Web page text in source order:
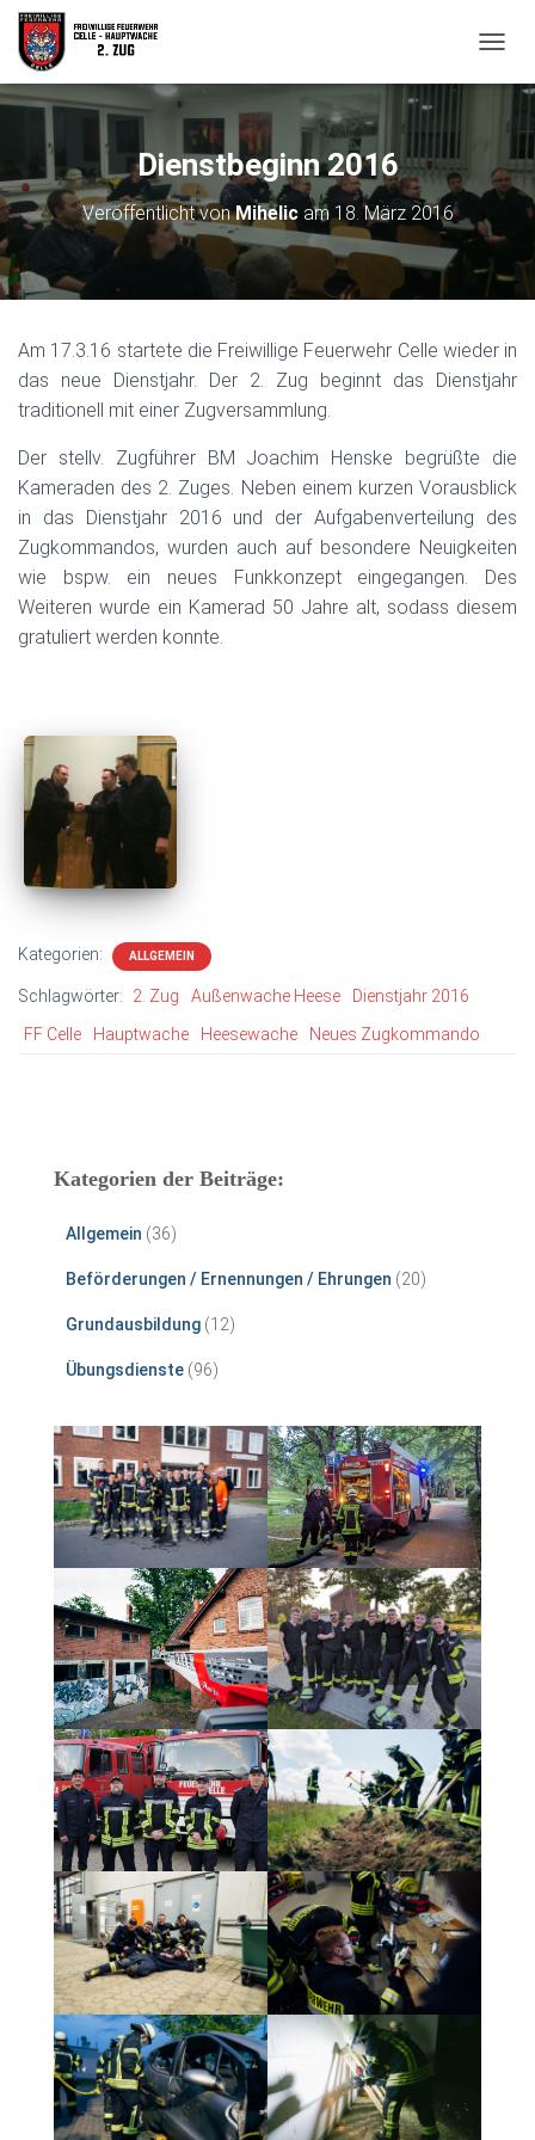
A
A
T
O
C
H
E
N
Dienstbeginn 2016
Veröffentlicht vonMihelicam18. März 2016
Am 17.3.16 startete die Freiwillige Feuerwehr Celle wieder in
das neue Dienstjahr. Der 2. Zug beginnt das Dienstjahr
traditionell mit einer Zugversammlung.
Der stellv. Zugführer BM Joachim Henske begrüßte die
Kameraden des 2. Zuges. Neben einem kurzen Vorausblick
in das Dienstjahr 2016 und der Aufgabenverteilung des
Zugkommandos, wurden auch auf besondere Neuigkeiten
wie bspw. ein neues Funkkonzept eingegangen. Des
Weiteren wurde ein Kamerad 50 Jahre alt, sodass diesem
gratuliert werden konnte.
Kategorien: ALLGEMEIN
Schlagwörter: 2. Zug Außenwache Heese
Dienstjahr 2016
FF Celle
Hauptwache Heesewache Neues Zugkommando
Kategorien der Beiträge:
Allgemein (36)
Beförderungen / Ernennungen / Ehrungen (20)
Grundausbildung (12)
Übungsdienste (96)